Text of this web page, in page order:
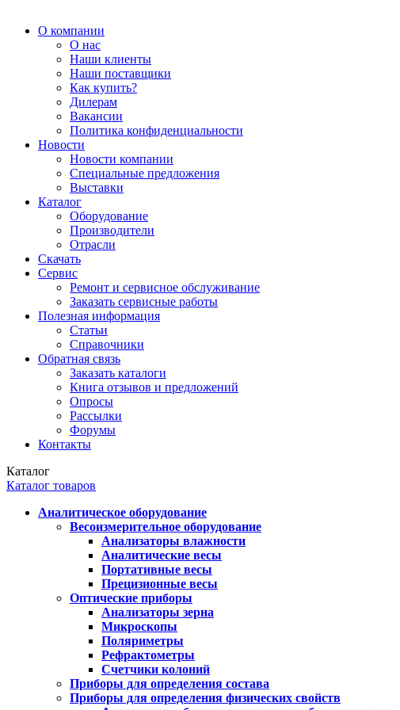
О компании
О нас
Наши клиенты
Наши поставщики
Как купить?
Дилерам
Вакансии
Политика конфиденциальности
Новости
Новости компании
Специальные предложения
Выставки
Каталог
Оборудование
Производители
Отрасли
Скачать
Сервис
Ремонт и сервисное обслуживание
Заказать сервисные работы
Полезная информация
Статьи
Справочники
Обратная связь
Заказать каталоги
Книга отзывов и предложений
Опросы
Рассылки
Форумы
Контакты
Каталог
Каталог товаров
Аналитическое оборудование
Весоизмерительное оборудование
Анализаторы влажности
Аналитические весы
Портативные весы
Прецизионные весы
Оптические приборы
Анализаторы зерна
Микроскопы
Поляриметры
Рефрактометры
Счетчики колоний
Приборы для определения состава
Приборы для определения физических свойств